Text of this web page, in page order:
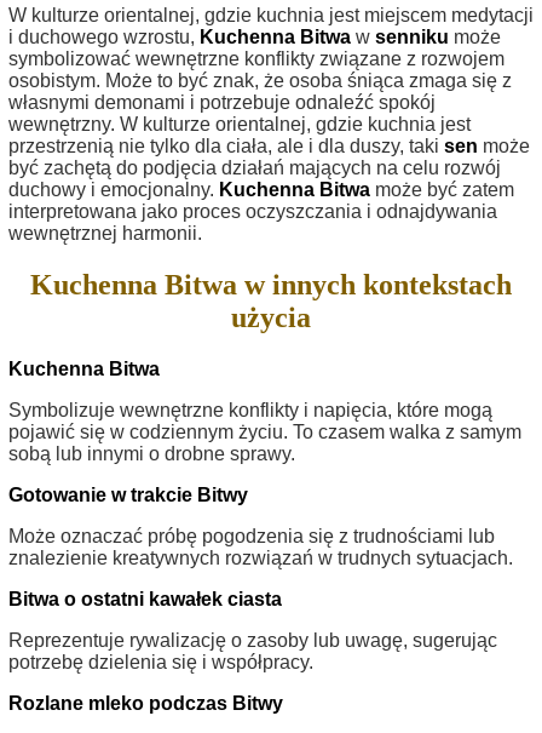
W kulturze orientalnej, gdzie kuchnia jest miejscem medytacji
i duchowego wzrostu, Kuchenna Bitwa w senniku może
symbolizować wewnętrzne konflikty związane z rozwojem
osobistym. Może to być znak, że osoba śniąca zmaga się z
własnymi demonami i potrzebuje odnaleźć spokój
wewnętrzny. W kulturze orientalnej, gdzie kuchnia jest
przestrzenią nie tylko dla ciała, ale i dla duszy, taki sen może
być zachętą do podjęcia działań mających na celu rozwój
duchowy i emocjonalny. Kuchenna Bitwa może być zatem
interpretowana jako proces oczyszczania i odnajdywania
wewnętrznej harmonii.
Kuchenna Bitwa w innych kontekstach
użycia
Kuchenna Bitwa
Symbolizuje wewnętrzne konflikty i napięcia, które mogą
pojawić się w codziennym życiu. To czasem walka z samym
sobą lub innymi o drobne sprawy.
Gotowanie w trakcie Bitwy
Może oznaczać próbę pogodzenia się z trudnościami lub
znalezienie kreatywnych rozwiązań w trudnych sytuacjach.
Bitwa o ostatni kawałek ciasta
Reprezentuje rywalizację o zasoby lub uwagę, sugerując
potrzebę dzielenia się i współpracy.
Rozlane mleko podczas Bitwy